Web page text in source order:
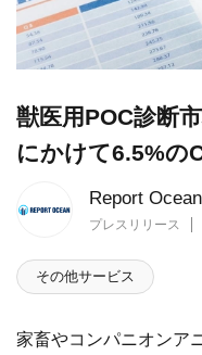
Report
プレスリリース
獣医用POC診断
にかけて6.5%の
その他サービス
家畜やコンパニオンア